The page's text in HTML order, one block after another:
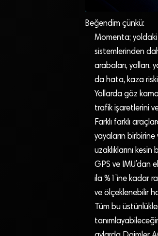
Beğendim çünkü:
Momenta; yoldaki
sistemlerinden
arabaları, yolları,
da hata, kaza
Yollarda göz
trafik işaretlerini
Farklı farklı
yayaların
uzaklıklarını
GPS ve IMU’dan
ila %1’ine kadar
ve ölçeklenebilir
Tüm bu